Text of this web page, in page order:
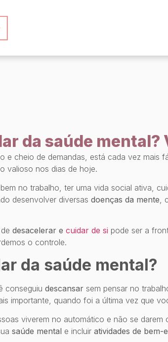
da saúde mental?
e cheio de demandas, está cada vez mais
valioso nos dias de hoje.
no trabalho, ter uma vida social ativa,
desenvolver diversas doenças da mente
desacelerar e cuidar de si pode ser a
o controle.
da saúde mental?
conseguiu descansar sem pensar no
importante, quando foi a última vez que
viverem no automático e não se
saúde mental e incluir atividades de bem-